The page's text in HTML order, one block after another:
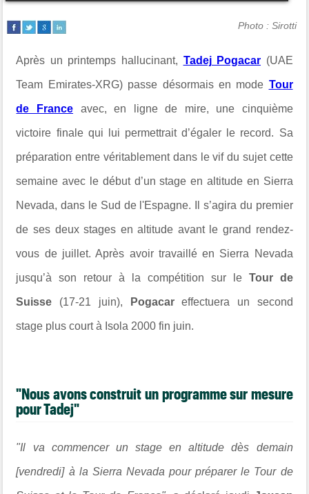
Photo : Sirotti
Après un printemps hallucinant, Tadej Pogacar (UAE
Team Emirates-XRG) passe désormais en mode Tour
de France avec, en ligne de mire, une cinquième
victoire finale qui lui permettrait d’égaler le record. Sa
préparation entre véritablement dans le vif du sujet cette
semaine avec le début d’un stage en altitude en Sierra
Nevada, dans le Sud de l'Espagne. Il s’agira du premier
de ses deux stages en altitude avant le grand rendez-
vous de juillet. Après avoir travaillé en Sierra Nevada
jusqu’à son retour à la compétition sur le Tour de
Suisse (17-21 juin), Pogacareffectuera un second
stage plus court à Isola 2000 fin juin.
"Nous avons construit un programme sur mesure
pour Tadej"
"Il va commencer un stage en altitude dès demain
[vendredi] à la Sierra Nevada pour préparer le Tour de